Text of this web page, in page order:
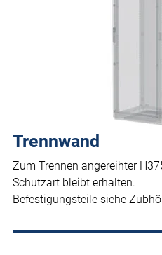
Trennwand
Zum Trennen angereihter
Schutzart bleibt erhalten.
Befestigungsteile siehe